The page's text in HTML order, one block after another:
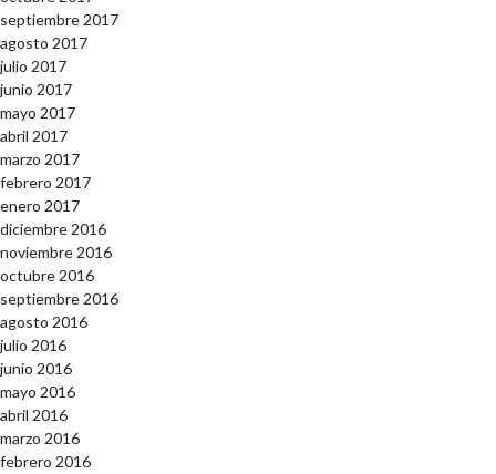
septiembre 2017
agosto 2017
julio 2017
junio 2017
mayo 2017
abril 2017
marzo 2017
febrero 2017
enero 2017
diciembre 2016
noviembre 2016
octubre 2016
septiembre 2016
agosto 2016
julio 2016
junio 2016
mayo 2016
abril 2016
marzo 2016
febrero 2016